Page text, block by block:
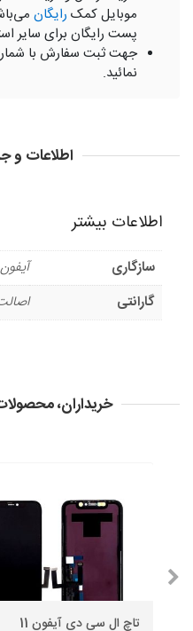
موبایل کمک رایگان
پست رایگان برای سایر
جهت ثبت سفارش با
نمائید.
اطلاعات و
اطلاعات بیشتر
سازگاری
آیفون 13 پرو
گارانتی
خریداران،
تاچ ال سی دی آیفون 11